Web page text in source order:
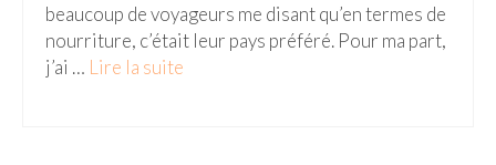
beaucoup de voyageurs me disant qu’en termes de
nourriture, c’était leur pays préféré. Pour ma part,
j’ai … Lire la suite­­